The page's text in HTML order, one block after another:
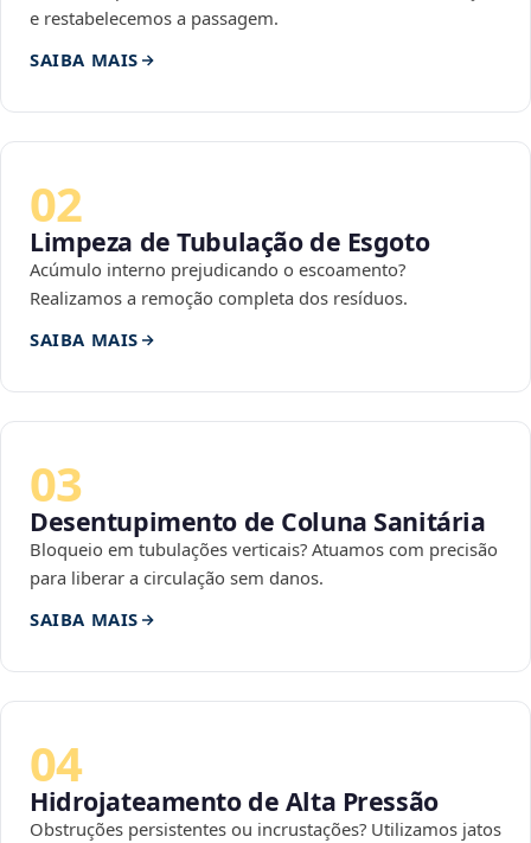
e restabelecemos a passagem.
SAIBA MAIS
02
Limpeza de Tubulação de Esgoto
Acúmulo interno prejudicando o escoamento?
Realizamos a remoção completa dos resíduos.
SAIBA MAIS
03
Desentupimento de Coluna Sanitária
Bloqueio em tubulações verticais? Atuamos com precisão
para liberar a circulação sem danos.
SAIBA MAIS
04
Hidrojateamento de Alta Pressão
Obstruções persistentes ou incrustações? Utilizamos jatos